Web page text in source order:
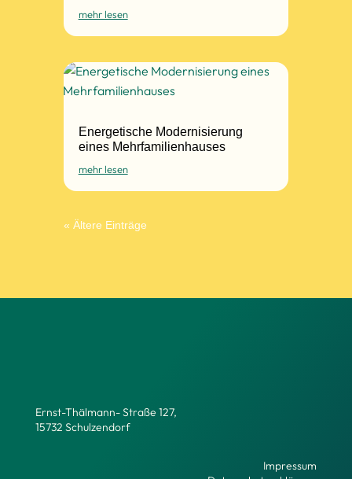
mehr lesen
Energetische Modernisierung
eines Mehrfamilienhauses
mehr lesen
« Ältere Einträge
Ernst-Thälmann- Straße 127,
15732 Schulzendorf
Impressum